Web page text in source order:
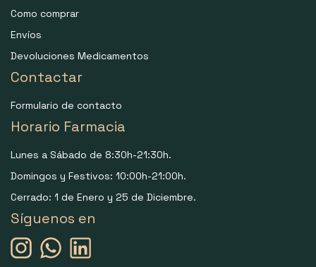
Como comprar
Envíos
Devoluciones Medicamentos
Contactar
Formulario de contacto
Horario Farmacia
Lunes a Sábado de 8:30h-21:30h.
Domingos y Festivos: 10:00h-21:00h.
Cerrado: 1 de Enero y 25 de Diciembre.
Síguenos en